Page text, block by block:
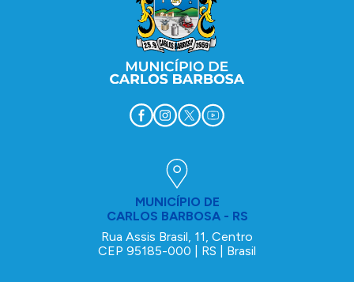
MUNICÍPIO DE
CARLOS BARBOSA - RS
Rua Assis Brasil, 11, Centro
CEP 95185-000 | RS | Brasil